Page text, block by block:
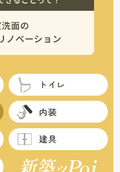
トイレ
内装
建具